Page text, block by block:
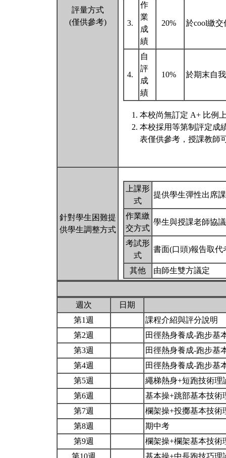
評量方式
(僅供參考)
3.
作
業
成
績
20% 於cool繳
4.
自
評
成
績
10% 於期末自
本校尚無訂定 A+ 比例
本校採用等第制評定成
表僅供參考，授課教師
針對學生困難提
供學生調整方式
上課形
式
提供學生彈性出席
作業繳
交方式
學生與授課老師協
考試形
式
書面(口頭)報告取代
其他 由師生雙方議定
週次
日期
第1週
課程介紹與評分說明
第2週
田徑熱身養成-跑步基
第3週
田徑熱身養成-跑步基
第4週
田徑熱身養成-跑步基
第5週
繩梯熱身+短跑技術
第6週
基本操+跳部基本技
第7週
欄架操+投擲基本技
第8週
期中考
第9週
欄架操+欄架基本技
第10週
基本操+中長跑技巧